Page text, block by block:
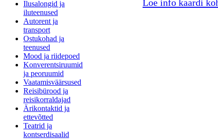
Ilusalongid ja
iluteenused
Autorent ja
transport
Ostukohad ja
teenused
Mood ja riidepoed
Konverentsiruumid
ja peoruumid
Vaatamisväärsused
Reisibürood ja
reisikorraldajad
Ärikontaktid ja
ettevõtted
Teatrid ja
kontserdisaalid
Loe info kaardi